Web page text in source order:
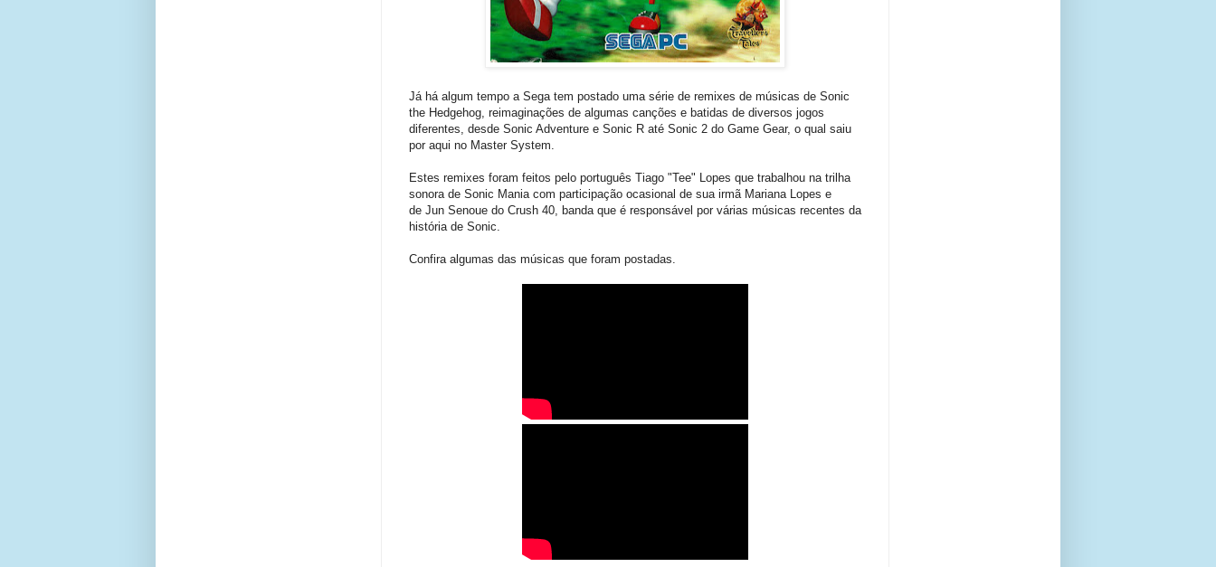
Já há algum tempo a Sega tem postado uma série de remixes de músicas de Sonic
the Hedgehog, reimaginações de algumas canções e batidas de diversos jogos
diferentes, desde Sonic Adventure e Sonic R até Sonic 2 do Game Gear, o qual saiu
por aqui no Master System.
Estes remixes foram feitos pelo português Tiago "Tee" Lopes que trabalhou na trilha
sonora de Sonic Mania com participação ocasional de sua irmã Mariana Lopes e
de Jun Senoue do Crush 40, banda que é responsável por várias músicas recentes da
história de Sonic.
Confira algumas das músicas que foram postadas.